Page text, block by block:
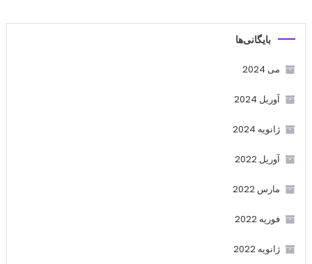
بایگانی‌ها
می 2024
آوریل 2024
ژانویه 2024
آوریل 2022
مارس 2022
فوریه 2022
ژانویه 2022